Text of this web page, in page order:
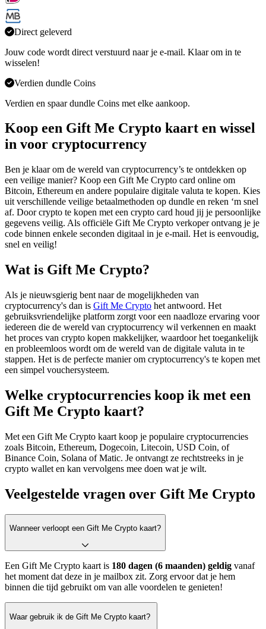
Direct geleverd
Jouw code wordt direct verstuurd naar je e-mail. Klaar om in te
wisselen!
Verdien dundle Coins
Verdien en spaar dundle Coins met elke aankoop.
Koop een Gift Me Crypto kaart en wissel
in voor cryptocurrency
Ben je klaar om de wereld van cryptocurrency’s te ontdekken op
een veilige manier? Koop een Gift Me Crypto card online om
Bitcoin, Ethereum en andere populaire digitale valuta te kopen. Kies
uit verschillende veilige betaalmethoden op dundle en reken ‘m snel
af. Door crypto te kopen met een crypto card houd jij je persoonlijke
gegevens veilig. Als officiële Gift Me Crypto verkoper ontvang je je
code binnen enkele seconden digitaal in je e-mail. Het is eenvoudig,
snel en veilig!
Wat is Gift Me Crypto?
Als je nieuwsgierig bent naar de mogelijkheden van
cryptocurrency's dan is Gift Me Crypto het antwoord. Het
gebruiksvriendelijke platform zorgt voor een naadloze ervaring voor
iedereen die de wereld van cryptocurrency wil verkennen en maakt
het proces van crypto kopen makkelijker, waardoor het toegankelijk
en probleemloos wordt om de wereld van de digitale valuta in te
stappen. Het is de perfecte manier om cryptocurrency's te kopen met
een simpel vouchersysteem.
Welke cryptocurrencies koop ik met een
Gift Me Crypto kaart?
Met een Gift Me Crypto kaart koop je populaire cryptocurrencies
zoals Bitcoin, Ethereum, Dogecoin, Litecoin, USD Coin, of
Binance Coin, Solana of Matic. Je ontvangt ze rechtstreeks in je
crypto wallet en kan vervolgens mee doen wat je wilt.
Veelgestelde vragen over Gift Me Crypto
Wanneer verloopt een Gift Me Crypto kaart?
Een Gift Me Crypto kaart is 180 dagen (6 maanden) geldig vanaf
het moment dat deze in je mailbox zit. Zorg ervoor dat je hem
binnen die tijd gebruikt om van alle voordelen te genieten!
Waar gebruik ik de Gift Me Crypto kaart?